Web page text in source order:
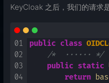
KeyCloak 之后，我们的请求
01
02
03
04
public class
/*  ······ */
public static
return